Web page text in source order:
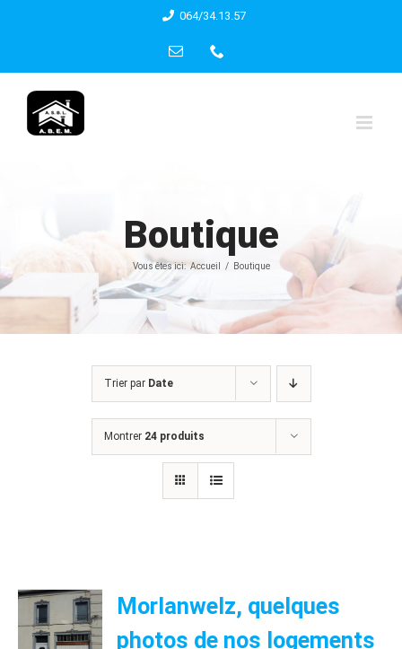
content
064/34.13.57
Email
Boutique
Vous êtes ici: Accueil Boutique
Trier par Date
Montrer 24 produits
Morlanwelz, quelques
photos de nos logements